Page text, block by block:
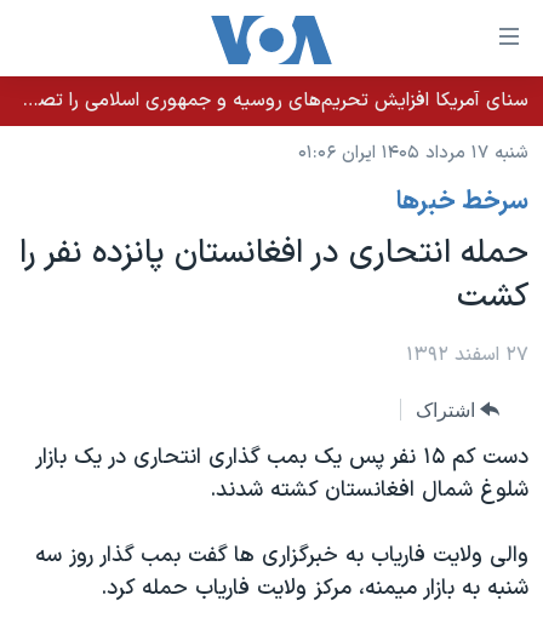
لینکهای
قابل
دسترسی
جهش
محتوای
اصلی
جهش
صفحه
جهش
جستجو
خانه
نسخه سبک وب‌سایت
موضوع ها
ایران
آمریکا
جهان
ویژه برنامه‌ها
فرهنگ و زندگی
برنامه های تلویزیونی
جدول برنامه ها
صفحه‌های ویژه
۲۵۰سالگی آمریکا
مستندها
فرکانس‌های صدای آمریکا
یادگیری زبان انگلیسی
دنبال کنید
سنای آمریکا افزایش تحریم‌های روسیه و جمهوری اسلامی را تصویب کرد؛ زلنسکی از این اقدام تشکر کرد
شنبه ۱۷ مرداد ۱۴۰۵ ایران ۰۱:۰۶
سرخط خبرها
حمله انتحاری در افغانستان پانزده نفر را
کشت
۲۷ اسفند ۱۳۹۲
اشتراک
دست کم ۱۵ نفر پس یک بمب گذاری انتحاری در یک بازار
شلوغ شمال افغانستان کشته شدند.
والی ولایت فاریاب به خبرگزاری ها گفت بمب گذار روز سه
شنبه به بازار میمنه، مرکز ولایت فاریاب حمله کرد.